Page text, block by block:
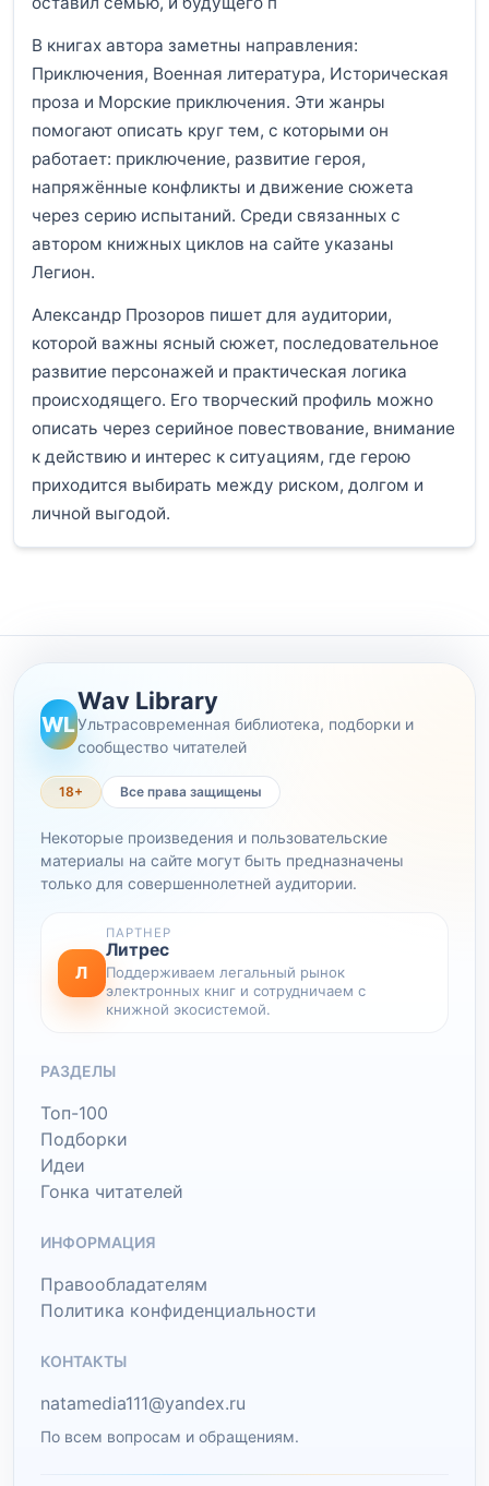
В книгах автора заметны направления:
Приключения, Военная литература, Историческая
проза и Морские приключения. Эти жанры
помогают описать круг тем, с которыми он
работает: приключение, развитие героя,
напряжённые конфликты и движение сюжета
через серию испытаний. Среди связанных с
автором книжных циклов на сайте указаны
Легион.
Александр Прозоров пишет для аудитории,
которой важны ясный сюжет, последовательное
развитие персонажей и практическая логика
происходящего. Его творческий профиль можно
описать через серийное повествование, внимание
к действию и интерес к ситуациям, где герою
приходится выбирать между риском, долгом и
личной выгодой.
WL
Wav Library
Ультрасовременная библиотека, подборки и
сообщество читателей
18+ Все права защищены
Некоторые произведения и пользовательские
материалы на сайте могут быть предназначены
только для совершеннолетней аудитории.
Л
ПАРТНЕР
Литрес
Поддерживаем легальный рынок
электронных книг и сотрудничаем с
книжной экосистемой.
РАЗДЕЛЫ
Топ-100
Подборки
Идеи
Гонка читателей
ИНФОРМАЦИЯ
Правообладателям
Политика конфиденциальности
КОНТАКТЫ
natamedia111@yandex.ru
По всем вопросам и обращениям.